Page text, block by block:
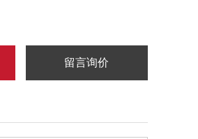
留言询价